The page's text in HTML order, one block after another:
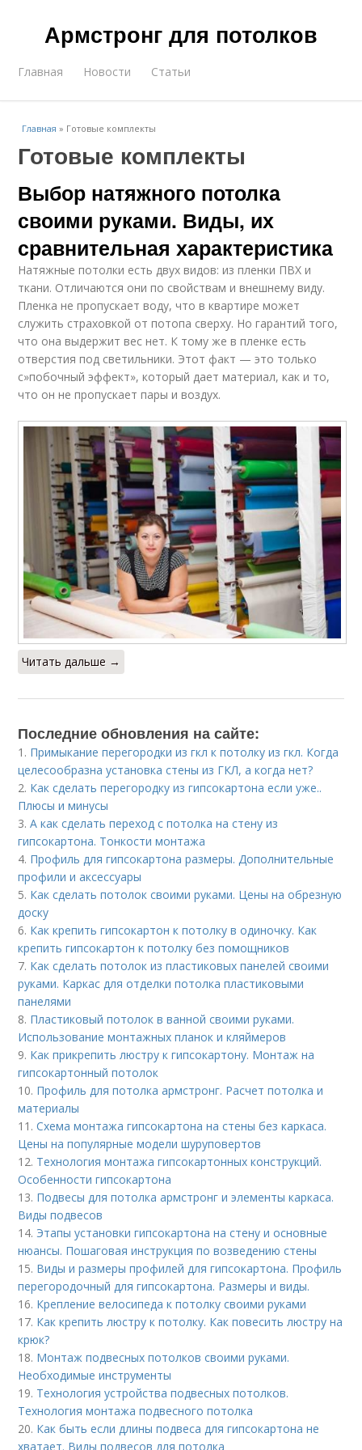
Армстронг для потолков
Главная Новости Статьи
Главная » Готовые комплекты
Готовые комплекты
Выбор натяжного потолка
своими руками. Виды, их
сравнительная характеристика
Натяжные потолки есть двух видов: из пленки ПВХ и
ткани. Отличаются они по свойствам и внешнему виду.
Пленка не пропускает воду, что в квартире может
служить страховкой от потопа сверху. Но гарантий того,
что она выдержит вес нет. К тому же в пленке есть
отверстия под светильники. Этот факт — это только
с»побочный эффект», который дает материал, как и то,
что он не пропускает пары и воздух.
Читать дальше →
Последние обновления на сайте:
1. Примыкание перегородки из гкл к потолку из гкл. Когда
целесообразна установка стены из ГКЛ, а когда нет?
2. Как сделать перегородку из гипсокартона если уже..
Плюсы и минусы
3.А как сделать переход с потолка на стену из
гипсокартона. Тонкости монтажа
4. Профиль для гипсокартона размеры. Дополнительные
профили и аксессуары
5. Как сделать потолок своими руками. Цены на обрезную
доску
6. Как крепить гипсокартон к потолку в одиночку. Как
крепить гипсокартон к потолку без помощников
7. Как сделать потолок из пластиковых панелей своими
руками. Каркас для отделки потолка пластиковыми
панелями
8. Пластиковый потолок в ванной своими руками.
Использование монтажных планок и кляймеров
9. Как прикрепить люстру к гипсокартону. Монтаж на
гипсокартонный потолок
10. Профиль для потолка армстронг. Расчет потолка и
материалы
11.Схема монтажа гипсокартона на стены без каркаса.
Цены на популярные модели шуруповертов
12. Технология монтажа гипсокартонных конструкций.
Особенности гипсокартона
13. Подвесы для потолка армстронг и элементы каркаса.
Виды подвесов
14. Этапы установки гипсокартона на стену и основные
нюансы. Пошаговая инструкция по возведению стены
15. Виды и размеры профилей для гипсокартона. Профиль
перегородочный для гипсокартона. Размеры и виды.
16. Крепление велосипеда к потолку своими руками
17. Как крепить люстру к потолку. Как повесить люстру на
крюк?
18. Монтаж подвесных потолков своими руками.
Необходимые инструменты
19. Технология устройства подвесных потолков.
Технология монтажа подвесного потолка
20. Как быть если длины подвеса для гипсокартона не
хватает. Виды подвесов для потолка